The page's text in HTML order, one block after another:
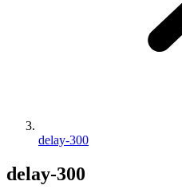
delay-300
delay-300